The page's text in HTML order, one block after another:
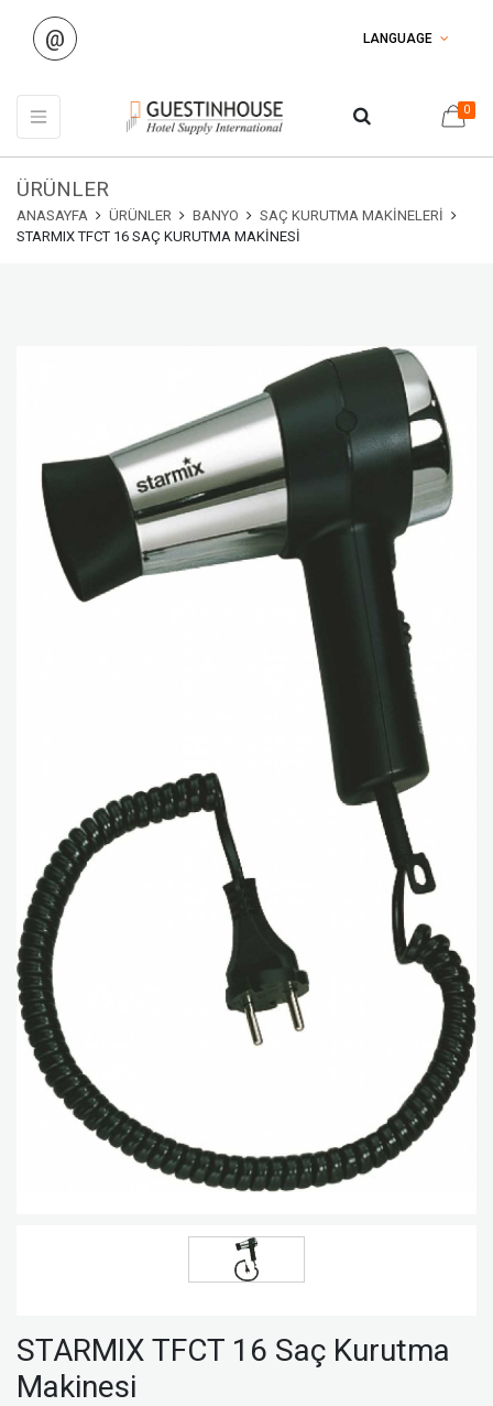
@ LANGUAGE
0
ÜRÜNLER
ANASAYFA ÜRÜNLER BANYO
SAÇ KURUTMA MAKINELERI
STARMIX TFCT 16 SAÇ KURUTMA MAKINESI
STARMIX TFCT 16 Saç Kurutma
Makinesi